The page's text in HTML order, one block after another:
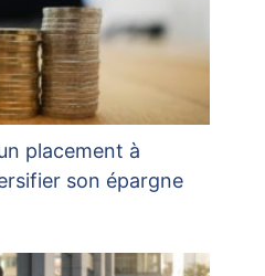
placement à
son épargne